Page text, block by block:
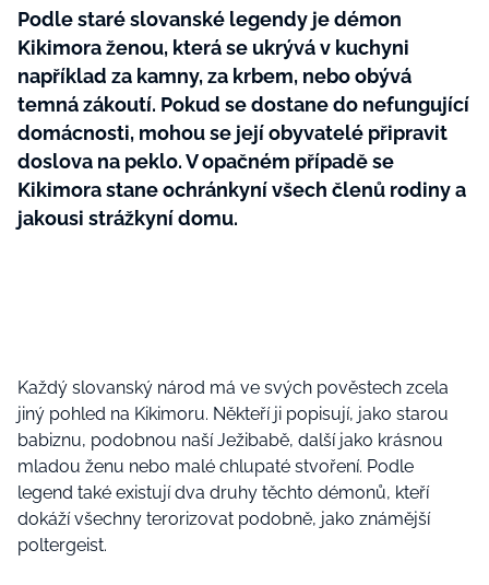
Podle staré slovanské legendy je démon
Kikimora ženou, která se ukrývá v kuchyni
například za kamny, za krbem, nebo obývá
temná zákoutí. Pokud se dostane do nefungující
domácnosti, mohou se její obyvatelé připravit
doslova na peklo. V opačném případě se
Kikimora stane ochránkyní všech členů rodiny a
jakousi strážkyní domu.
Každý slovanský národ má ve svých pověstech zcela
jiný pohled na Kikimoru. Někteří ji popisují, jako starou
babiznu, podobnou naší Ježibabě, další jako krásnou
mladou ženu nebo malé chlupaté stvoření. Podle
legend také existují dva druhy těchto démonů, kteří
dokáží všechny terorizovat podobně, jako známější
poltergeist.